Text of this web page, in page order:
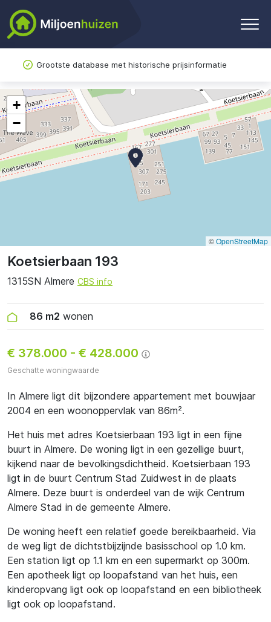
Grootste database met historische prijsinformatie
Koetsierbaan 193
1315SN Almere CBS info
86 m2 wonen
€ 378.000 - € 428.000
Geschatte woningwaarde
In Almere ligt dit bijzondere appartement met bouwjaar
2004 en een woonoppervlak van 86m².
Het huis met adres Koetsierbaan 193 ligt in een fijne
buurt in Almere. De woning ligt in een gezellige buurt,
kijkend naar de bevolkingsdichtheid. Koetsierbaan 193
ligt in de buurt Centrum Stad Zuidwest in de plaats
Almere. Deze buurt is onderdeel van de wijk Centrum
Almere Stad in de gemeente Almere.
De woning heeft een relatief goede bereikbaarheid. Via
de weg ligt de dichtstbijzijnde basisschool op 1.0 km.
Een station ligt op 1.1 km en een supermarkt op 300m.
Een apotheek ligt op loopafstand van het huis, een
kinderopvang ligt ook op loopafstand en een bibliotheek
ligt ook op loopafstand.
+
−
©OpenStreetMap